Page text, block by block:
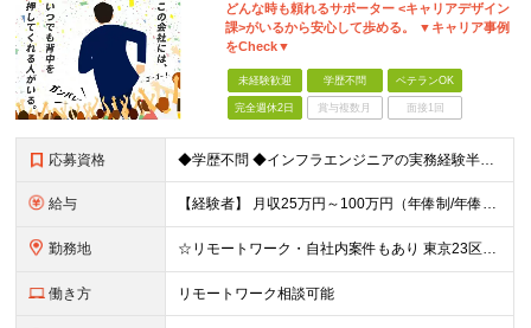
どんな時も頼れるサポーター <キャリアデザイン
課>がいるから安心して歩める。 ▼キャリア事例
をCheck▼
未経験歓迎 学歴不問 ベテランOK
完全週休2日 賞与複数月 面接1回
応募資格 ◆学歴不問 ◆インフラエンジニアの実務経験半年以上 ☆「インフラエンジニアの仕事に興味がある」 「IT業界で働きたい」といった実務未経験の方も募集しています！ ----こんな方が入社しています！-
給与 【経験者】 月収25万円～100万円（年俸制/年俸276万円～1200万円）＋業績・季節手当 ※年俸：12分割 ※前職給与や経験・スキルなどを考慮し加給・優遇します ※各種手当込み。交通費、超過手当、
勤務地 ☆リモートワーク・自社内案件もあり 東京23区内のクライアント先での勤務となります。 ◆勤務先は希望を考慮し決定します ◆転居を伴う転勤はありません 【本社】 東京都品川区東品川4-12-8 品川シ
働き方 リモートワーク相談可能